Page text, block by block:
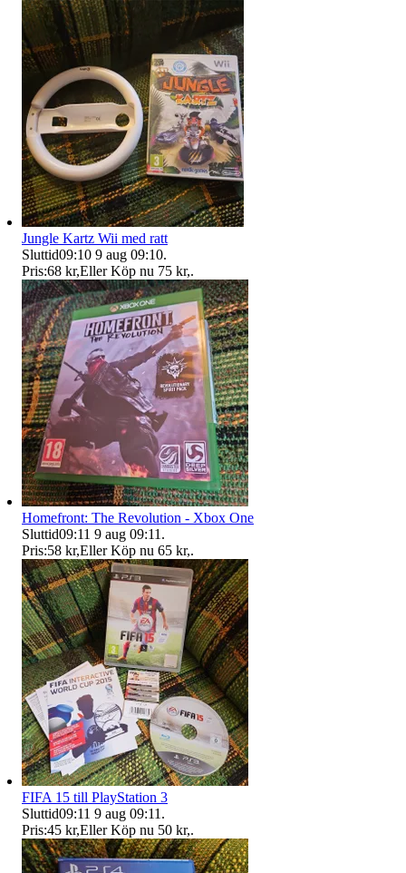
Jungle Kartz Wii med ratt
Sluttid09:10 9 aug 09:10.
Pris:68 kr,Eller Köp nu 75 kr,.
Homefront: The Revolution - Xbox One
Sluttid09:11 9 aug 09:11 .
Pris:58 kr,Eller Köp nu 65 kr,.
FIFA 15 till PlayStation 3
Sluttid09:11 9 aug 09:11 .
Pris:45 kr,Eller Köp nu 50 kr,.